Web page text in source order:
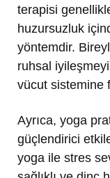
terapisi
huzursuzluk
yöntemdir.
ruhsal
vücut sistemine
Ayrıca, yoga
güçlendirici
yoga ile stres